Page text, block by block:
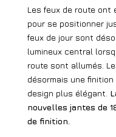
Les feux de route
pour se positionner
feux de jour sont
lumineux central
route sont allumés.
désormais une
design plus élégant.
nouvelles jantes de
de finition.